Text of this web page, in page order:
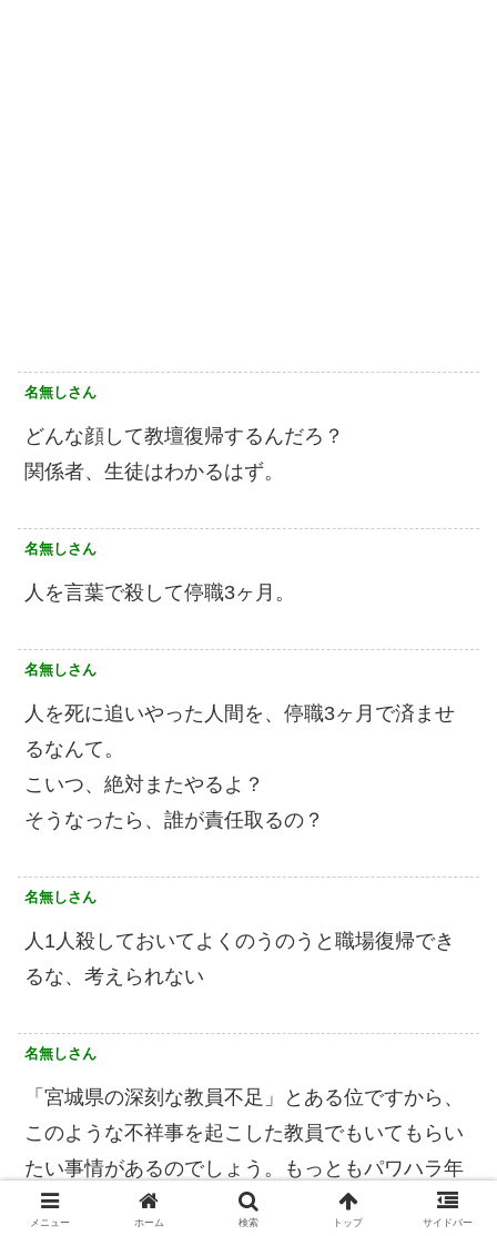
名無しさん
どんな顔して教壇復帰するんだろ？
関係者、生徒はわかるはず。
名無しさん
人を言葉で殺して停職3ヶ月。
名無しさん
人を死に追いやった人間を、停職3ヶ月で済ませ
るなんて。
こいつ、絶対またやるよ？
そうなったら、誰が責任取るの？
名無しさん
人1人殺しておいてよくのうのうと職場復帰でき
るな、考えられない
名無しさん
「宮城県の深刻な教員不足」とある位ですから、
このような不祥事を起こした教員でもいてもらい
たい事情があるのでしょう。もっともパワハラ年
配教員が相応の処罰を受けない県の教員に新たに
メニュー ホーム 検索 トップ サイドバー